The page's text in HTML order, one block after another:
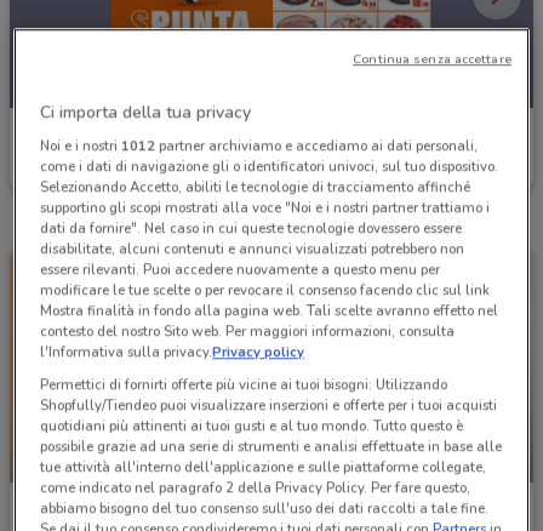
Conad City
Scade il 30/09 7.5 km
-4 GIORNI
Conad City
NUOVO
Conad City
Ci importa della tua privacy
Noi e i nostri 1012partner archiviamo e accediamo ai dati personali,
come i dati di navigazione gli o identificatori univoci, sul tuo dispositivo.
Selezionando Accetto, abiliti le tecnologie di tracciamento affinché
supportino gli scopi mostrati alla voce "Noi e i nostri partner trattiamo i
dati da fornire". Nel caso in cui queste tecnologie dovessero essere
disabilitate, alcuni contenuti e annunci visualizzati potrebbero non
essere rilevanti. Puoi accedere nuovamente a questo menu per
modificare le tue scelte o per revocare il consenso facendo clic sul link
Mostra finalità in fondo alla pagina web. Tali scelte avranno effetto nel
contesto del nostro Sito web. Per maggiori informazioni, consulta
l'Informativa sulla privacy.Privacy policy
Permettici di fornirti offerte più vicine ai tuoi bisogni: Utilizzando
Shopfully/Tiendeo puoi visualizzare inserzioni e offerte per i tuoi acquisti
quotidiani più attinenti ai tuoi gusti e al tuo mondo. Tutto questo è
possibile grazie ad una serie di strumenti e analisi effettuate in base alle
tue attività all'interno dell'applicazione e sulle piattaforme collegate,
come indicato nel paragrafo 2 della Privacy Policy. Per fare questo,
abbiamo bisogno del tuo consenso sull'uso dei dati raccolti a tale fine.
Continua senza accettare